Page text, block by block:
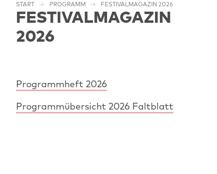
START PROGRAMM FESTIVALMAGAZIN 2026
FESTIVALMAGAZIN
2026
Programmheft 2026
Programmübersicht 2026 Faltblatt